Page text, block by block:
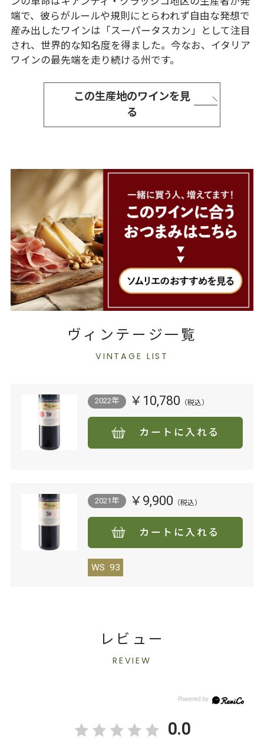
端で、彼らがルールや規則にとらわれず自由な発想で
産み出したワインは「スーパータスカン」として注目
され、世界的な知名度を得ました。今なお、イタリア
ワインの最先端を走り続ける州です。
この生産地のワインを見
る
ヴィンテージ一覧
VINTAGE LIST
2022年 ￥10,780
カートに入れる
2021年 ￥9,900
カートに入れる
WS 93
レビュー
REVIEW
0.0